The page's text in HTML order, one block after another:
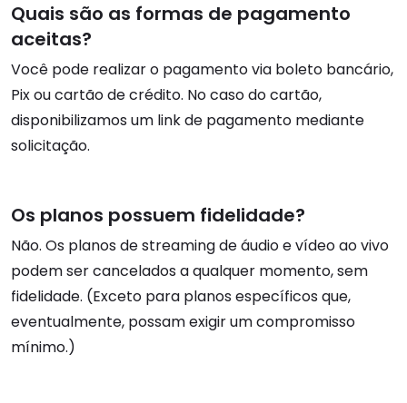
Quais são as formas de pagamento
aceitas?
Você pode realizar o pagamento via boleto bancário,
Pix ou cartão de crédito. No caso do cartão,
disponibilizamos um link de pagamento mediante
solicitação.
Os planos possuem fidelidade?
Não. Os planos de streaming de áudio e vídeo ao vivo
podem ser cancelados a qualquer momento, sem
fidelidade. (Exceto para planos específicos que,
eventualmente, possam exigir um compromisso
mínimo.)